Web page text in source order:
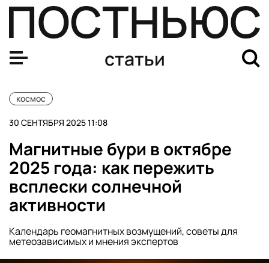
статьи
космос
30 СЕНТЯБРЯ 2025 11:08
Магнитные бури в октябре
2025 года: как пережить
всплески солнечной
активности
Календарь геомагнитных возмущений, советы для
метеозависимых и мнения экспертов
Магнитные бури в сентябре 2025: календарь, дни,